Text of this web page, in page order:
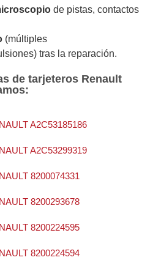
de pistas, contactos
(múltiples
tras la reparación.
de tarjeteros Renault
A2C53185186
A2C53299319
8200074331
8200293678
8200224595
8200224594